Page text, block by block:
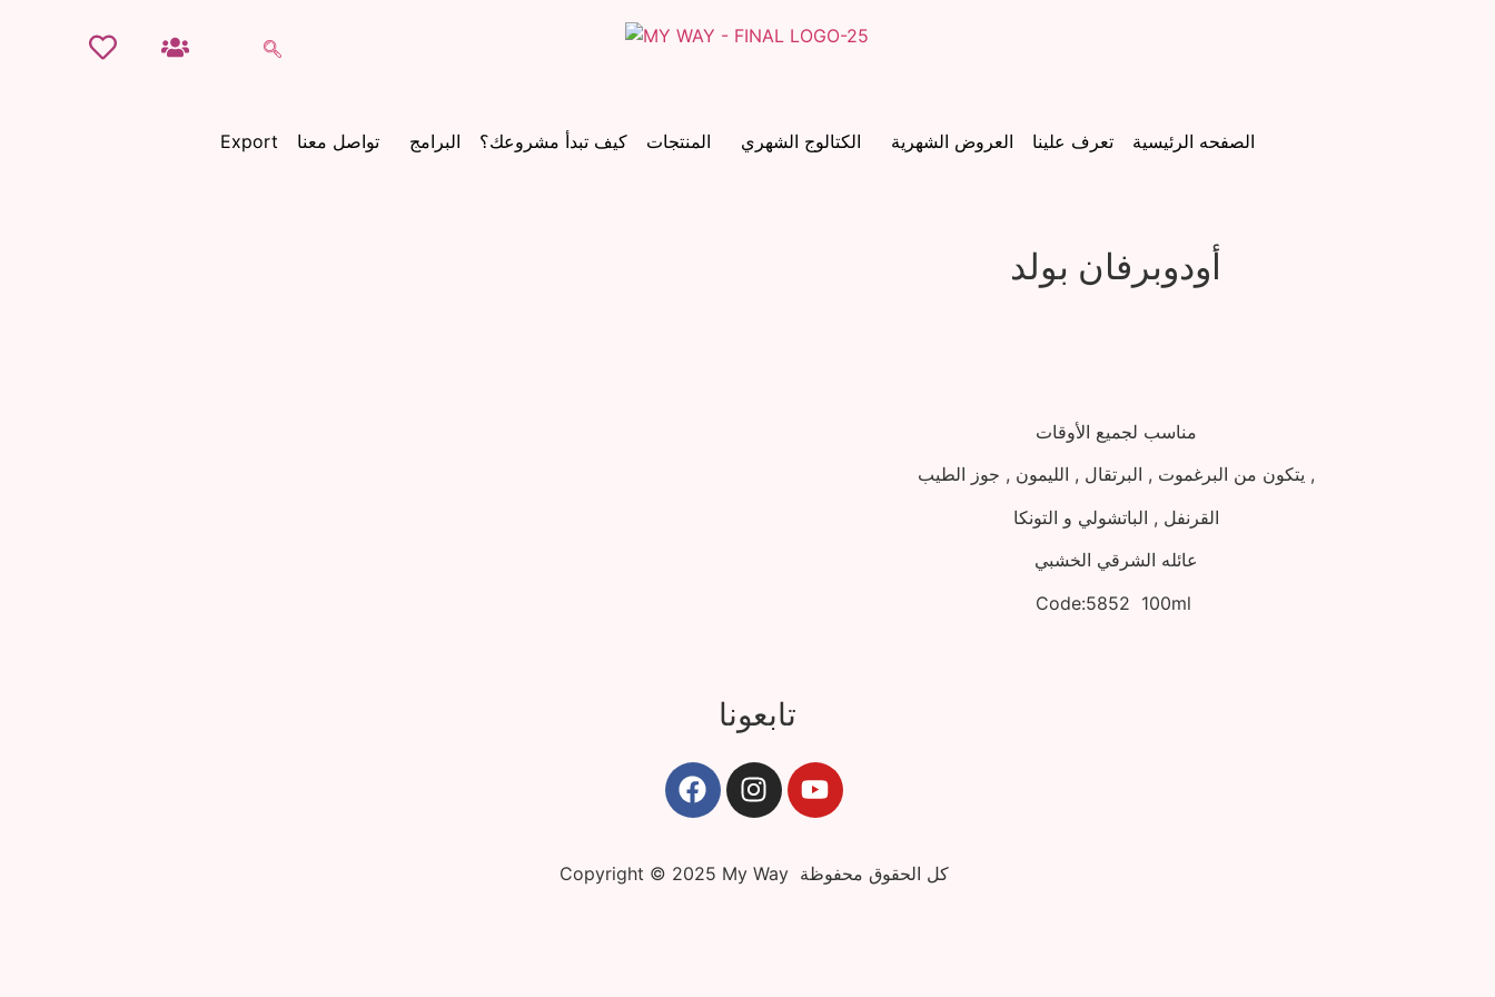
Export تواصل معنا البرامج كيف تبدأ مشروعك؟ المنتجات الكتالوج الشهري العروض الشهرية تعرف علينا الصفحه الرئيسية
أودوبرفان بولد
مناسب لجميع الأوقات
يتكون من البرغموت , البرتقال , الليمون , جوز الطيب ,
القرنفل , الباتشولي و التونكا
عائله الشرقي الخشبي
Code:5852 100ml
تابعونا
Copyright © 2025 My Way كل الحقوق محفوظة